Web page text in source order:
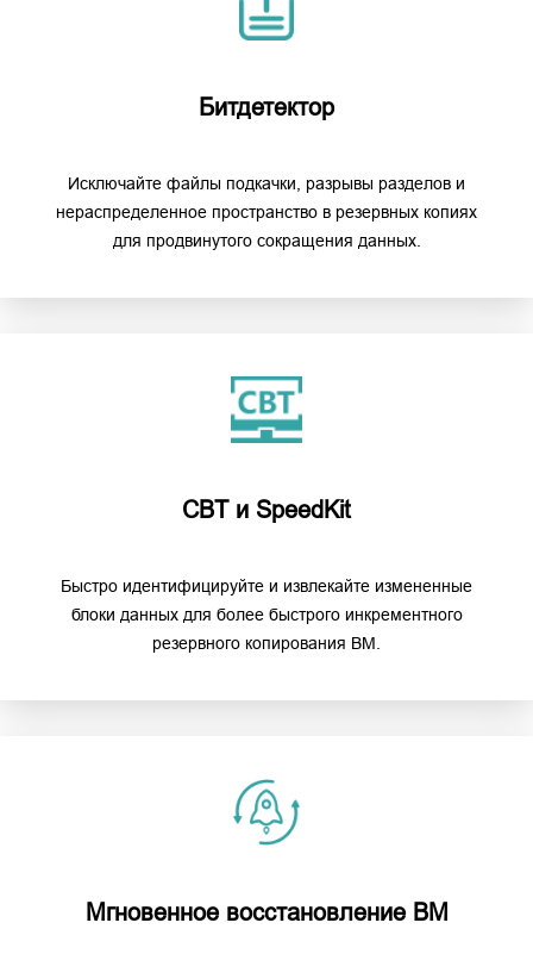
Битдетектор
Исключайте файлы подкачки, разрывы разделов и
нераспределенное пространство в резервных копиях
для продвинутого сокращения данных.
CBT и SpeedKit
Быстро идентифицируйте и извлекайте измененные
блоки данных для более быстрого инкрементного
резервного копирования ВМ.
Мгновенное восстановление ВМ